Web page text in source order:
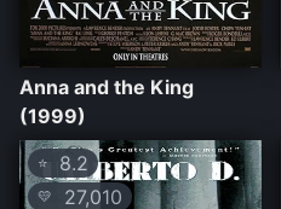
Anna and the King
(1999)
⭐ 8.2
💛 27,010